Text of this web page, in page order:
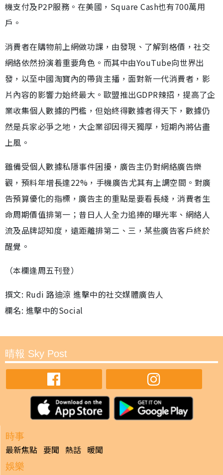
機支付及P2P服務。在美國，Square Cash也有700萬用
戶。
消費者在購物前上網做功課，由發現、了解到格價，社交
網絡依然扮演着重要角色。而其中由YouTube向世界出
發，以至中國淘寶內的帶貨主播，面對新一代消費者，影
片內容的影響力始終最大。歐盟推出GDPR辣招，提高了企
業收集個人數據的門檻，但始終得數據者得天下，數據仍
然是兵家必爭之地，大企業卻因得天獨厚，短期內將佔盡
上風。
雖備受個人數據私隱事件困擾，廣告主仍對網絡廣告樂
觀，預料年增長達22%，手機廣告尤其有上調空間。對廣
告預算優化的指標，廣告主的重點是要看長綫，消費者生
命周期價值排第一；昔日人人全力追捧的曝光率、網絡人
流及品牌認知度，遠距離排第二、三，某些廣告客戶終於
醒覺。
（本欄逢周五刊登）
撰文: Rudi 路迪涼 進擊中的社交媒體廣告人
欄名: 進擊中的Social
晴報 Sky Post
時事
最新焦點 要聞 熱話 暖聞
娛樂